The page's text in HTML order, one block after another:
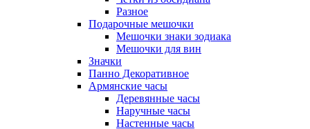
Разное
Подарочные мешочки
Мешочки знаки зодиака
Мешочки для вин
Значки
Панно Декоративное
Армянские часы
Деревянные часы
Наручные часы
Настенные часы